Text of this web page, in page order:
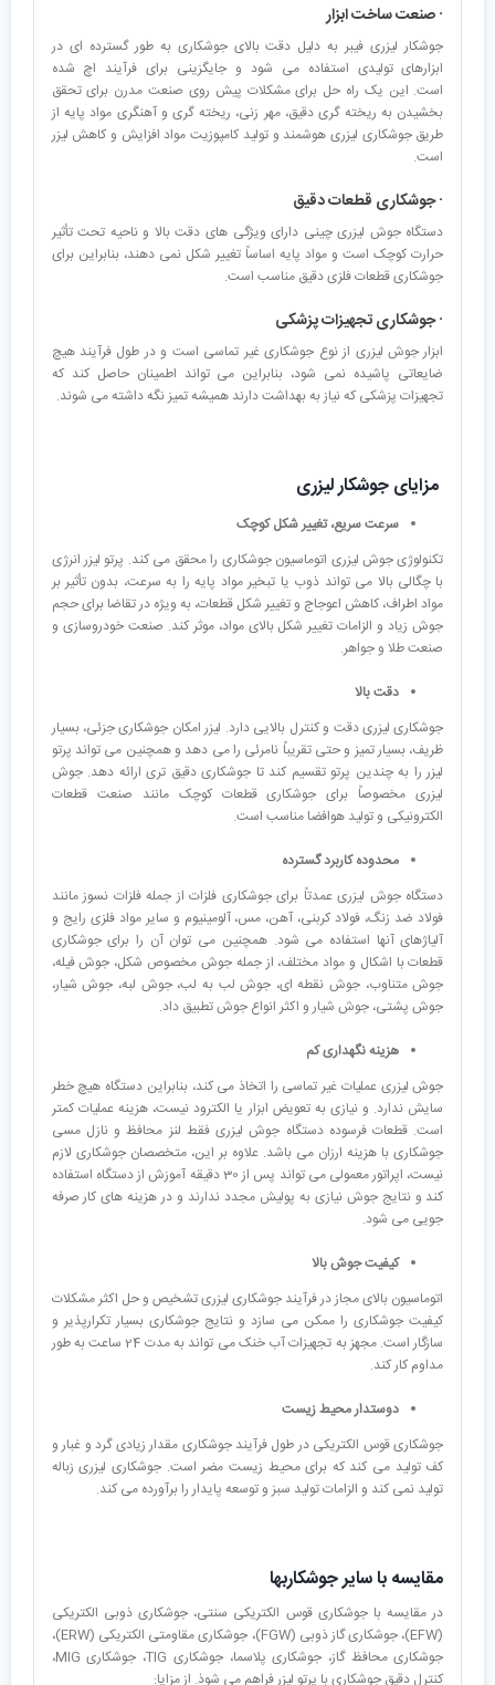
· صنعت ساخت ابزار
جوشکار لیزری فیبر به دلیل دقت بالای جوشکاری به طور گسترده ای در
ابزارهای تولیدی استفاده می شود و جایگزینی برای فرآیند اچ شده
است. این یک راه حل برای مشکلات پیش روی صنعت مدرن برای تحقق
بخشیدن به ریخته گری دقیق، مهر زنی، ریخته گری و آهنگری مواد پایه از
طریق جوشکاری لیزری هوشمند و تولید کامپوزیت مواد افزایش و کاهش لیزر
است.
· جوشکاری قطعات دقیق
دستگاه جوش لیزری چینی دارای ویژگی های دقت بالا و ناحیه تحت تأثیر
حرارت کوچک است و مواد پایه اساساً تغییر شکل نمی دهند، بنابراین برای
جوشکاری قطعات فلزی دقیق مناسب است.
· جوشکاری تجهیزات پزشکی
ابزار جوش لیزری از نوع جوشکاری غیر تماسی است و در طول فرآیند هیچ
ضایعاتی پاشیده نمی شود، بنابراین می تواند اطمینان حاصل کند که
تجهیزات پزشکی که نیاز به بهداشت دارند همیشه تمیز نگه داشته می شوند.
مزایای جوشکار لیزری
سرعت سریع، تغییر شکل کوچک
تکنولوژی جوش لیزری اتوماسیون جوشکاری را محقق می کند. پرتو لیزر انرژی
با چگالی بالا می تواند ذوب یا تبخیر مواد پایه را به سرعت، بدون تأثیر بر
مواد اطراف، کاهش اعوجاج و تغییر شکل قطعات، به ویژه در تقاضا برای حجم
جوش زیاد و الزامات تغییر شکل بالای مواد، موثر کند. صنعت خودروسازی و
صنعت طلا و جواهر.
دقت بالا
جوشکاری لیزری دقت و کنترل بالایی دارد. لیزر امکان جوشکاری جزئی، بسیار
ظریف، بسیار تمیز و حتی تقریباً نامرئی را می دهد و همچنین می تواند پرتو
لیزر را به چندین پرتو تقسیم کند تا جوشکاری دقیق تری ارائه دهد. جوش
لیزری مخصوصاً برای جوشکاری قطعات کوچک مانند صنعت قطعات
الکترونیکی و تولید هوافضا مناسب است.
محدوده کاربرد گسترده
دستگاه جوش لیزری عمدتاً برای جوشکاری فلزات از جمله فلزات نسوز مانند
فولاد ضد زنگ، فولاد کربنی، آهن، مس، آلومینیوم و سایر مواد فلزی رایج و
آلیاژهای آنها استفاده می شود. همچنین می توان آن را برای جوشکاری
قطعات با اشکال و مواد مختلف، از جمله جوش مخصوص شکل، جوش فیله،
جوش متناوب، جوش نقطه ای، جوش لب به لب، جوش لبه، جوش شیار،
جوش پشتی، جوش شیار و اکثر انواع جوش تطبیق داد.
هزینه نگهداری کم
جوش لیزری عملیات غیر تماسی را اتخاذ می کند، بنابراین دستگاه هیچ خطر
سایش ندارد. و نیازی به تعویض ابزار یا الکترود نیست، هزینه عملیات کمتر
است. قطعات فرسوده دستگاه جوش لیزری فقط لنز محافظ و نازل مسی
جوشکاری با هزینه ارزان می باشد. علاوه بر این، متخصصان جوشکاری لازم
نیست، اپراتور معمولی می تواند پس از 30 دقیقه آموزش از دستگاه استفاده
کند و نتایج جوش نیازی به پولیش مجدد ندارند و در هزینه های کار صرفه
جویی می شود.
کیفیت جوش بالا
اتوماسیون بالای مجاز در فرآیند جوشکاری لیزری تشخیص و حل اکثر مشکلات
کیفیت جوشکاری را ممکن می سازد و نتایج جوشکاری بسیار تکرارپذیر و
سازگار است. مجهز به تجهیزات آب خنک می تواند به مدت 24 ساعت به طور
مداوم کار کند.
دوستدار محیط زیست
جوشکاری قوس الکتریکی در طول فرآیند جوشکاری مقدار زیادی گرد و غبار و
کف تولید می کند که برای محیط زیست مضر است. جوشکاری لیزری زباله
تولید نمی کند و الزامات تولید سبز و توسعه پایدار را برآورده می کند.
مقایسه با سایر جوشکاربها
در مقایسه با جوشکاری قوس الکتریکی سنتی، جوشکاری ذوبی الکتریکی
(EFW)، جوشکاری گاز ذوبی (FGW)، جوشکاری مقاومتی الکتریکی (ERW)،
جوشکاری محافظ گاز، جوشکاری پلاسما، جوشکاری TIG، جوشکاری MIG،
کنترل دقیق جوشکاری با پرتو لیزر فراهم می شوذ. از مزایا: